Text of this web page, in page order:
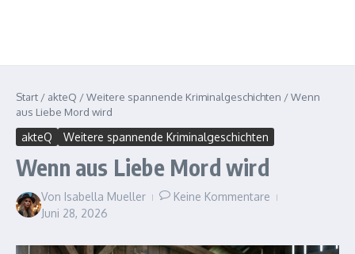
Start / akteQ /Weitere spannende Kriminalgeschichten /Wenn
aus Liebe Mord wird
akteQ Weitere spannende Kriminalgeschichten
Wenn aus Liebe Mord wird
Von Isabella Mueller
Keine Kommentare
Juni 28, 2026